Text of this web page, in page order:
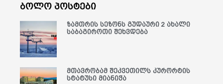
ბოლო პოსტები
ზამთრის სეზონს გუდაური 2 ახალი
საბაგიროთი შეხვდება
მთავრობამ შეკვეთილს კურორტის
სტატუსი მიანიჭა